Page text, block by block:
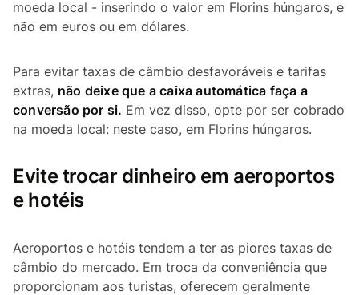
moeda local - inserindo o valor em Florins húngaros, e
não em euros ou em dólares.
Para evitar taxas de câmbio desfavoráveis e tarifas
extras, não deixe que a caixa automática faça a
conversão por si. Em vez disso, opte por ser cobrado
na moeda local: neste caso, em Florins húngaros.
Evite trocar dinheiro em aeroportos
e hotéis
Aeroportos e hotéis tendem a ter as piores taxas de
câmbio do mercado. Em troca da conveniência que
proporcionam aos turistas, oferecem geralmente